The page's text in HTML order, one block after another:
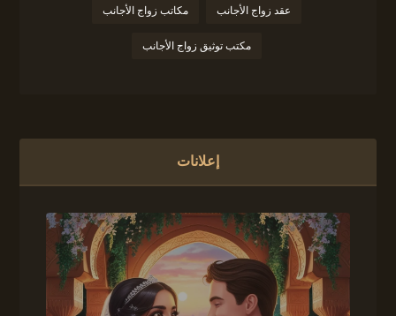
عقد زواج الأجانب مكاتب زواج الأجانب
مكتب توثيق زواج الأجانب
إعلانات